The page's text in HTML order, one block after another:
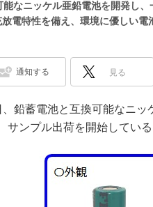
スマー
なニッケル亜鉛電池を開発し
電特性を備え、環境に優しい電
通知する 見る
鉛蓄電池と互換可能なニッ
サンプル出荷を開始している